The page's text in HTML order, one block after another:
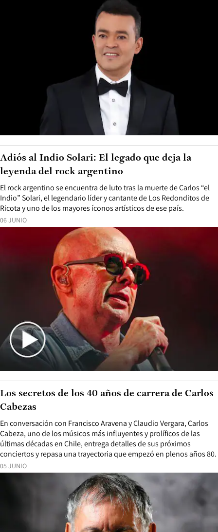
06 JUNIO
El rock argentino se encuentra de luto tras la muerte de Carlos “el
Indio” Solari, el legendario líder y cantante de Los Redonditos de
Ricota y uno de los mayores íconos artísticos de ese país.
Adiós al Indio Solari: El legado que deja la
leyenda del rock argentino
05 JUNIO
En conversación con Francisco Aravena y Claudio Vergara, Carlos
Cabeza, uno de los músicos más influyentes y prolíficos de las
últimas décadas en Chile, entrega detalles de sus próximos
conciertos y repasa una trayectoria que empezó en plenos años 80.
Los secretos de los 40 años de carrera de Carlos
Cabezas